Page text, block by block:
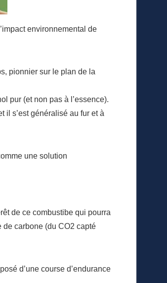
environnemental de
pionnier sur le plan de la
pur (et non pas à l’essence).
il s’est généralisé au fur et à
une solution
de ce combustibe qui pourra
de carbone (du CO2 capté
d’une course d’endurance